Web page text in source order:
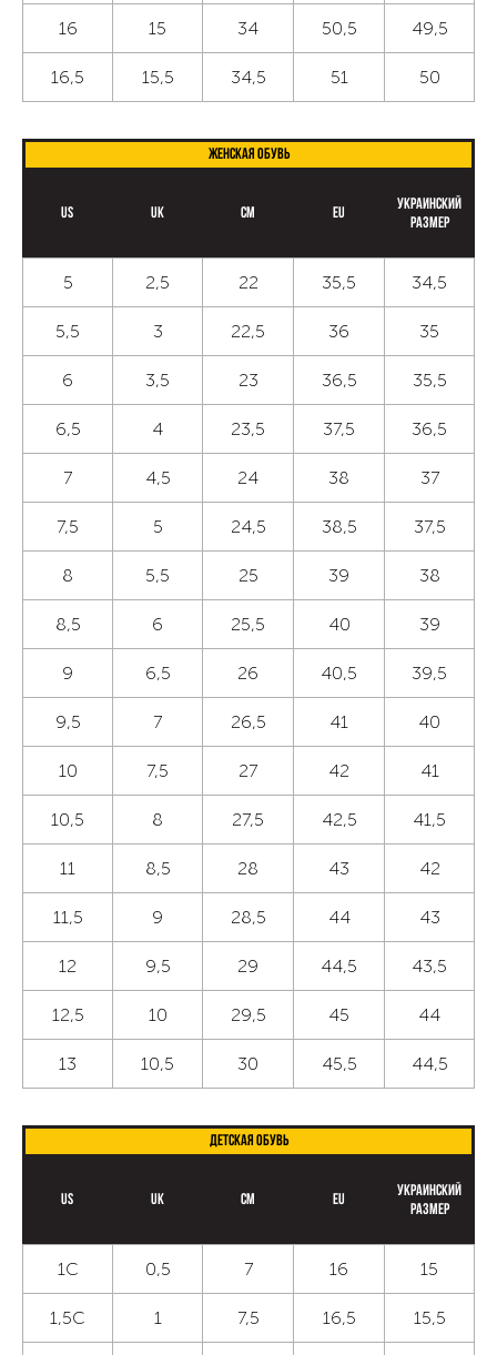
16 15 34 50,5 49,5
16,5 15,5 34,5 51 50
Женская обувь
US UK CM EU
Украинский
размер
5 2,5 22 35,5 34,5
5,5 3 22,5 36 35
6 3,5 23 36,5 35,5
6,5 4 23,5 37,5 36,5
7 4,5 24 38 37
7,5 5 24,5 38,5 37,5
8 5,5 25 39 38
8,5 6 25,5 40 39
9 6,5 26 40,5 39,5
9,5 7 26,5 41 40
10 7,5 27 42 41
10,5 8 27,5 42,5 41,5
11 8,5 28 43 42
11,5 9 28,5 44 43
12 9,5 29 44,5 43,5
12,5 10 29,5 45 44
13 10,5 30 45,5 44,5
Детская обувь
US UK CM EU
Украинский
размер
1С 0,5 7 16 15
1,5С 1 7,5 16,5 15,5